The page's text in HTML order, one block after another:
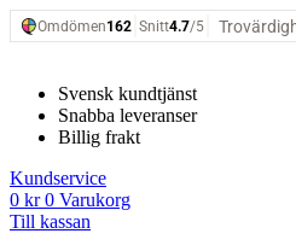
Hoppa
till
Svensk kundtjänst
Snabba leveranser
Billig frakt
Kundservice
0 kr 0 Varukorg
Till kassan